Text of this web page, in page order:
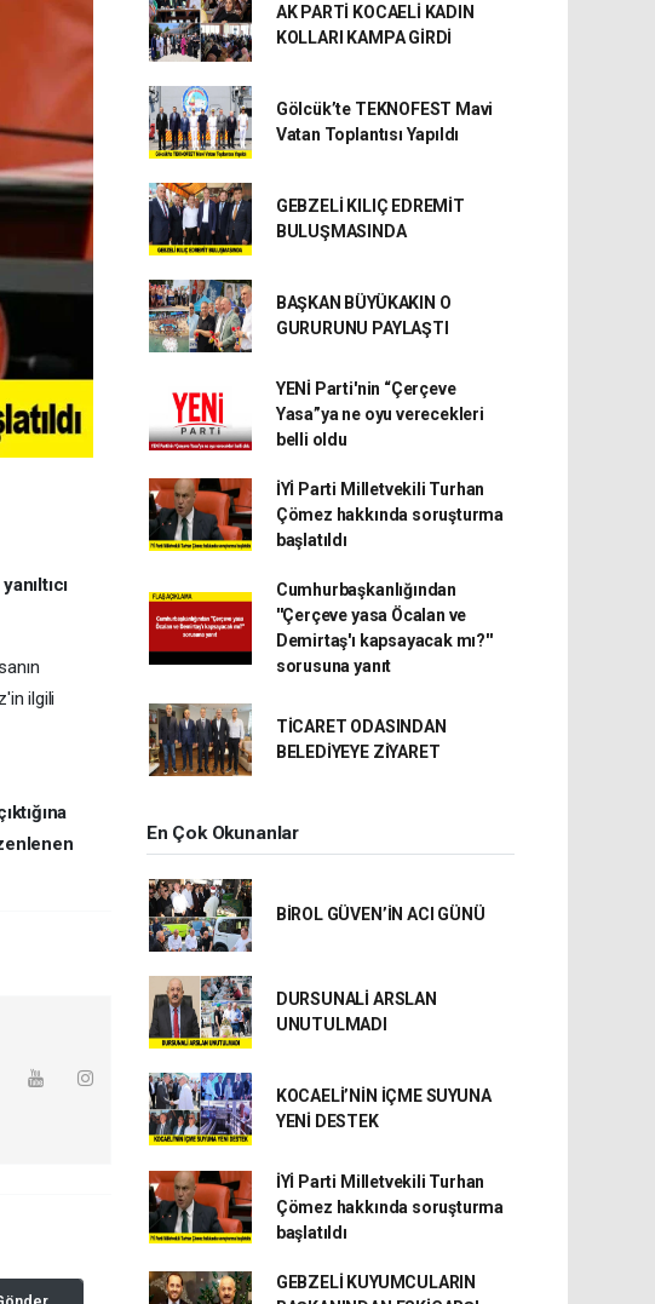
ilgili
AK PARTİ KOCAELİ KADIN
KOLLARI KAMPA GİRDİ
Gölcük’te TEKNOFEST Mavi
Vatan Toplantısı Yapıldı
GEBZELİ KILIÇ EDREMİT
BULUŞMASINDA
BAŞKAN BÜYÜKAKIN O
GURURUNU PAYLAŞTI
YENİ Parti'nin “Çerçeve
Yasa”ya ne oyu verecekleri
belli oldu
İYİ Parti Milletvekili Turhan
Çömez hakkında soruşturma
başlatıldı
Cumhurbaşkanlığından
''Çerçeve yasa Öcalan ve
Demirtaş'ı kapsayacak mı?''
sorusuna yanıt
TİCARET ODASINDAN
BELEDİYEYE ZİYARET
En Çok Okunanlar
BİROL GÜVEN’İN ACI GÜNÜ
DURSUNALİ ARSLAN
UNUTULMADI
KOCAELİ’NİN İÇME SUYUNA
YENİ DESTEK
İYİ Parti Milletvekili Turhan
Çömez hakkında soruşturma
başlatıldı
GEBZELİ KUYUMCULARIN